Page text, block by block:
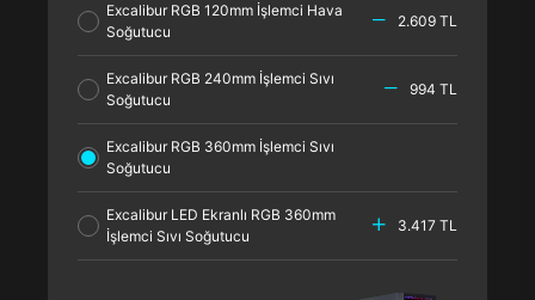
Excalibur RGB 120mm İşlemci Hava
Soğutucu
2.609 TL
Excalibur RGB 240mm İşlemci Sıvı
Soğutucu
994 TL
Excalibur RGB 360mm İşlemci Sıvı
Soğutucu
Excalibur LED Ekranlı RGB 360mm
İşlemci Sıvı Soğutucu
3.417 TL